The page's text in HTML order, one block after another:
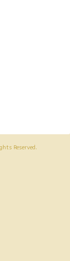
Reserved.